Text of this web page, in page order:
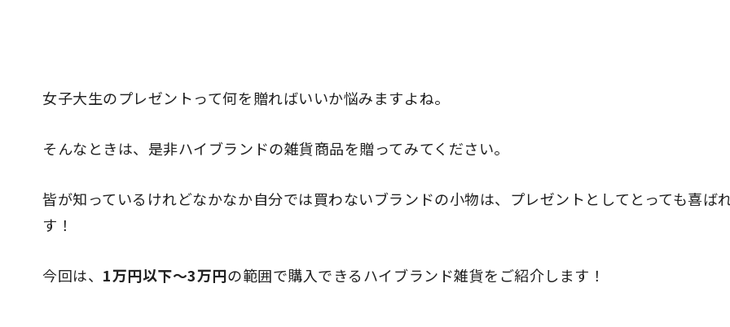
女子大生のプレゼントって何を贈ればいいか悩みますよね。
そんなときは、是非ハイブランドの雑貨商品を贈ってみてください。
皆が知っているけれどなかなか自分では買わないブランドの小物は、プレゼントとしてとっても喜ば
す！
今回は、 1万円以下〜3万円の範囲で購入できるハイブランド雑貨をご紹介します！